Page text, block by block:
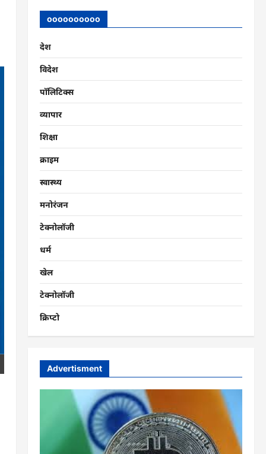
oooooooooo
देश
विदेश
पॉलिटिक्स
व्यापार
शिक्षा
क्राइम
स्वास्थ्य
मनोरंजन
टेक्नोलॉजी
धर्म
खेल
टेक्नोलॉजी
क्रिप्टो
Advertisment